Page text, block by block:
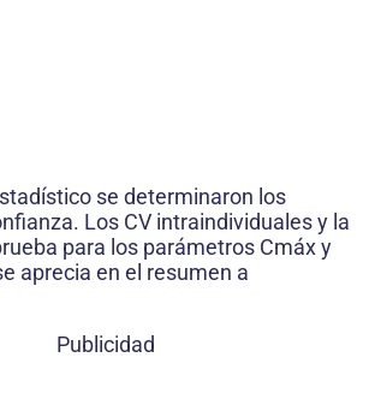
se determinaron los
Los CV intraindividuales y la
para los parámetros Cmáx y
aprecia en el resumen a
Publicidad